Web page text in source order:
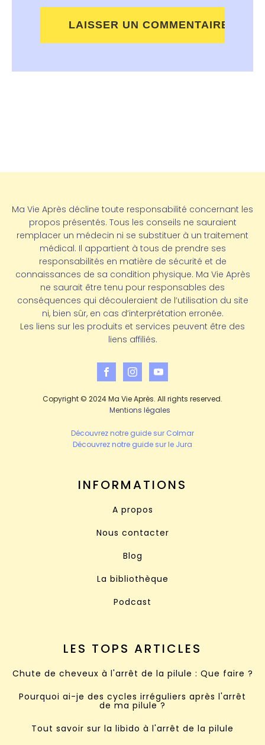
Ma Vie Après décline toute responsabilité concernant les
propos présentés. Tous les conseils ne sauraient
remplacer un médecin ni se substituer à un traitement
médical. Il appartient à tous de prendre ses
responsabilités en matière de sécurité et de
connaissances de sa condition physique. Ma Vie Après
ne saurait être tenu pour responsables des
conséquences qui découleraient de l’utilisation du site
ni, bien sûr, en cas d’interprétation erronée.
Les liens sur les produits et services peuvent être des
liens affiliés.
Copyright © 2024 Ma Vie Après. All rights reserved.
Mentions légales
Découvrez notre guide sur Colmar
Découvrez notre guide sur le Jura
INFORMATIONS
A propos
Nous contacter
Blog
La bibliothèque
Podcast
LES TOPS ARTICLES
Chute de cheveux à l'arrêt de la pilule : Que faire ?
Pourquoi ai-je des cycles irréguliers après l'arrêt
de ma pilule ?
Tout savoir sur la libido à l'arrêt de la pilule